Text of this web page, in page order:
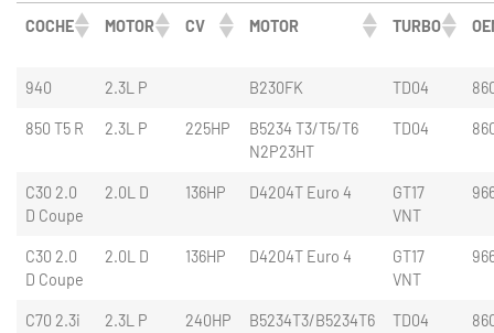
COCHE MOTOR CV MOTOR TURBO
940 2.3L P B230FK TD04
850 T5 R 2.3L P 225HP
B5234 T3/T5/T6
N2P23HT
TD04
C30 2.0
D Coupe
2.0L D 136HP D4204T Euro 4
GT17
VNT
C30 2.0
D Coupe
2.0L D 136HP D4204T Euro 4
GT17
VNT
C70 2.3i
2.3L P 240HP B5234T3/B5234T6 TD04